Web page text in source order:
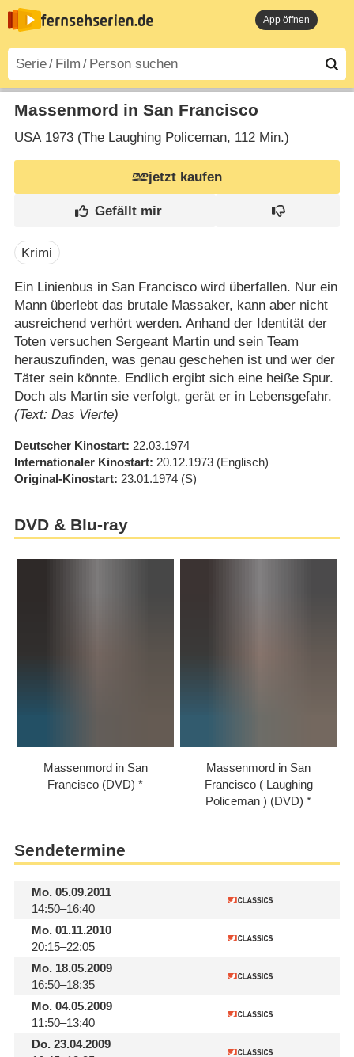
App öffnen
Massenmord in San Francisco
USA1973 (The Laughing Policeman‎, 112 Min.)
jetzt kaufen
Krimi
Ein Linienbus in San Francisco wird überfallen. Nur ein
Mann überlebt das brutale Massaker, kann aber nicht
ausreichend verhört werden. Anhand der Identität der
Toten versuchen Sergeant Martin und sein Team
herauszufinden, was genau geschehen ist und wer der
Täter sein könnte. Endlich ergibt sich eine heiße Spur.
Doch als Martin sie verfolgt, gerät er in Lebensgefahr.
(Text: Das Vierte)
Deutscher Kinostart 22.03.1974
Internationaler Kinostart 20.12.1973 (Englisch)
Original-Kinostart 23.01.1974 (S)
DVD & Blu-ray
Massenmord in San
Francisco (DVD)
Massenmord in San
Francisco ( Laughing
Policeman ) (DVD)
Sendetermine
Mo.05.09.2011
14:50–16:40
Mo.01.11.2010
20:15–22:05
Mo.18.05.2009
16:50–18:35
Mo.04.05.2009
11:50–13:40
Do.23.04.2009